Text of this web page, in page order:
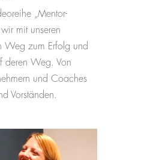
„Mentor-
mit unseren
Weg zum Erfolg und
deren Weg. Von
und Coaches
Vorständen.